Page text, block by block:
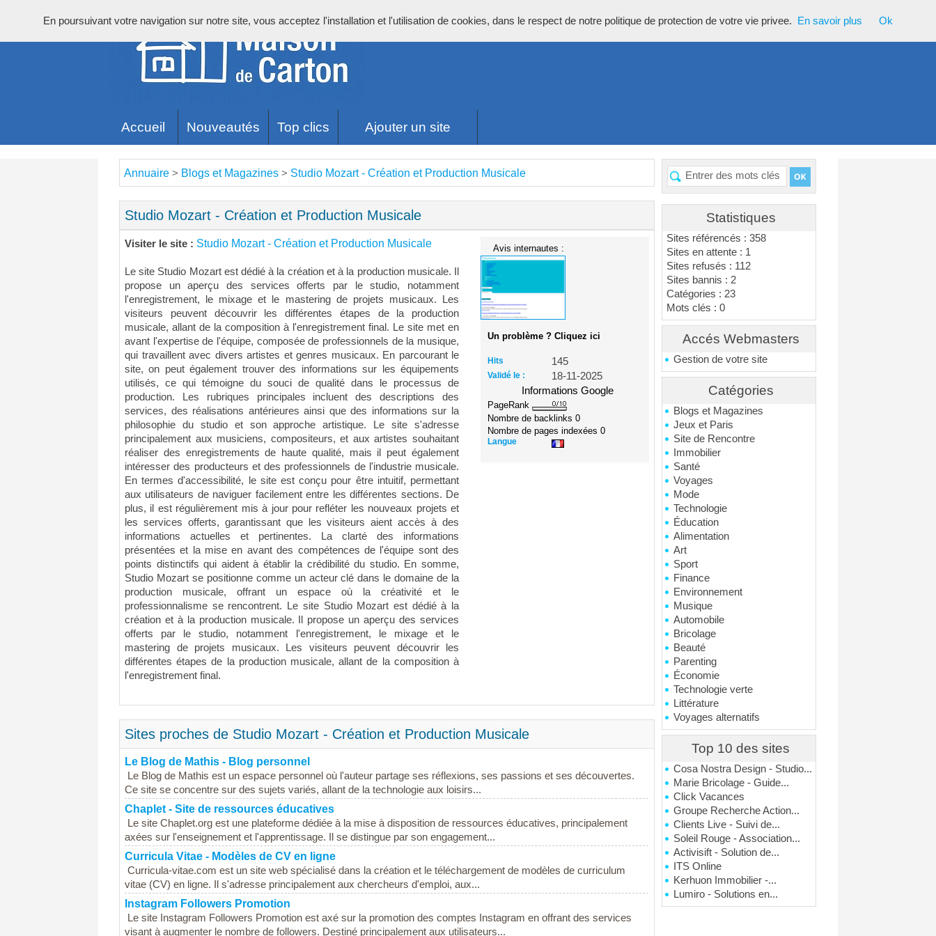
Accueil Nouveautés Top clics Ajouter un site
Statistiques
Sites référencés : 358
Sites en attente : 1
Sites refusés : 112
Sites bannis : 2
Catégories : 23
Mots clés : 0
Accés Webmasters
Gestion de votre site
Catégories
Blogs et Magazines
Jeux et Paris
Site de Rencontre
Immobilier
Santé
Voyages
Mode
Technologie
Éducation
Alimentation
Art
Sport
Finance
Environnement
Musique
Automobile
Bricolage
Beauté
Parenting
Économie
Technologie verte
Littérature
Voyages alternatifs
Top 10 des sites
Cosa Nostra Design - Studio...
Marie Bricolage - Guide...
Click Vacances
Groupe Recherche Action...
Clients Live - Suivi de...
Soleil Rouge - Association...
Activisift - Solution de...
ITS Online
Kerhuon Immobilier -...
Lumiro - Solutions en...
Annuaire > Blogs et Magazines > Studio Mozart - Création et Production Musicale
Studio Mozart - Création et Production Musicale
Visiter le site : Studio Mozart - Création et Production Musicale
Le site Studio Mozart est dédié à la création et à la production musicale. Il
propose un aperçu des services offerts par le studio, notamment
l'enregistrement, le mixage et le mastering de projets musicaux. Les
visiteurs peuvent découvrir les différentes étapes de la production
musicale, allant de la composition à l'enregistrement final. Le site met en
avant l'expertise de l'équipe, composée de professionnels de la musique,
qui travaillent avec divers artistes et genres musicaux. En parcourant le
site, on peut également trouver des informations sur les équipements
utilisés, ce qui témoigne du souci de qualité dans le processus de
production. Les rubriques principales incluent des descriptions des
services, des réalisations antérieures ainsi que des informations sur la
philosophie du studio et son approche artistique. Le site s'adresse
principalement aux musiciens, compositeurs, et aux artistes souhaitant
réaliser des enregistrements de haute qualité, mais il peut également
intéresser des producteurs et des professionnels de l'industrie musicale.
En termes d'accessibilité, le site est conçu pour être intuitif, permettant
aux utilisateurs de naviguer facilement entre les différentes sections. De
plus, il est régulièrement mis à jour pour refléter les nouveaux projets et
les services offerts, garantissant que les visiteurs aient accès à des
informations actuelles et pertinentes. La clarté des informations
présentées et la mise en avant des compétences de l'équipe sont des
points distinctifs qui aident à établir la crédibilité du studio. En somme,
Studio Mozart se positionne comme un acteur clé dans le domaine de la
production musicale, offrant un espace où la créativité et le
professionnalisme se rencontrent. Le site Studio Mozart est dédié à la
création et à la production musicale. Il propose un aperçu des services
offerts par le studio, notamment l'enregistrement, le mixage et le
mastering de projets musicaux. Les visiteurs peuvent découvrir les
différentes étapes de la production musicale, allant de la composition à
l'enregistrement final.
Avis internautes :
Un problème ? Cliquez ici
Hits 145
Validé le :
18-11-2025
Informations Google
PageRank
Nombre de backlinks0
Nombre de pages indexées0
Langue
Sites proches de Studio Mozart - Création et Production Musicale
Le Blog de Mathis - Blog personnel
Le Blog de Mathis est un espace personnel où l'auteur partage ses réflexions, ses passions et ses découvertes.
Ce site se concentre sur des sujets variés, allant de la technologie aux loisirs...
Chaplet - Site de ressources éducatives
Le site Chaplet.org est une plateforme dédiée à la mise à disposition de ressources éducatives, principalement
axées sur l'enseignement et l'apprentissage. Il se distingue par son engagement...
Curricula Vitae - Modèles de CV en ligne
Curricula-vitae.com est un site web spécialisé dans la création et le téléchargement de modèles de curriculum
vitae (CV) en ligne. Il s'adresse principalement aux chercheurs d'emploi, aux...
Instagram Followers Promotion
Le site Instagram Followers Promotion est axé sur la promotion des comptes Instagram en offrant des services
visant à augmenter le nombre de followers. Destiné principalement aux utilisateurs...
En poursuivant votre navigation sur notre site, vous acceptez l'installation et l'utilisation de cookies, dans le respect de notre politique de protection de votre vie privee. En savoir plus Ok